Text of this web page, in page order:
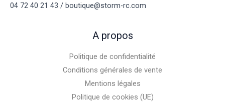
04 72 40 21 43 / boutique@storm-rc.com
A propos
Politique de confidentialité
Conditions générales de vente
Mentions légales
Politique de cookies (UE)